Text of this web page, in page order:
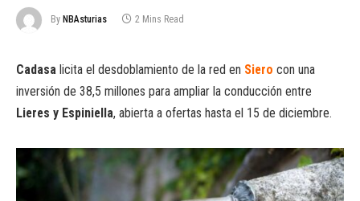
By NBAsturias 2 Mins Read
Cadasa licita el desdoblamiento de la red en Siero con una
inversión de 38,5 millones para ampliar la conducción entre
Lieres y Espiniella, abierta a ofertas hasta el 15 de diciembre.